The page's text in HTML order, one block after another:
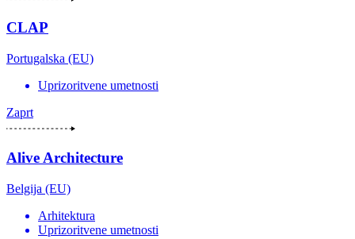
CLAP
Portugalska (EU)
Uprizoritvene umetnosti
Zaprt
Alive Architecture
Belgija (EU)
Arhitektura
Uprizoritvene umetnosti